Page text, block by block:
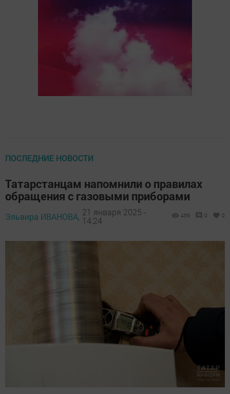
ПОСЛЕДНИЕ НОВОСТИ
Татарстанцам напомнили о правилах
обращения с газовыми приборами
Эльвира ИВАНОВА, 21 января 2025 -
14:24
459 0 0